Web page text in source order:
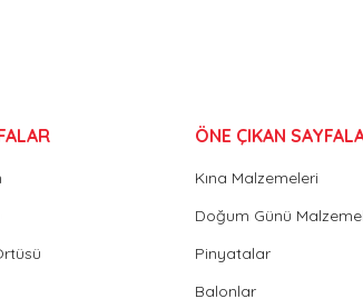
ÖNE ÇIKAN
Kına Malzemeleri
Doğum Günü
Pinyatalar
Balonlar